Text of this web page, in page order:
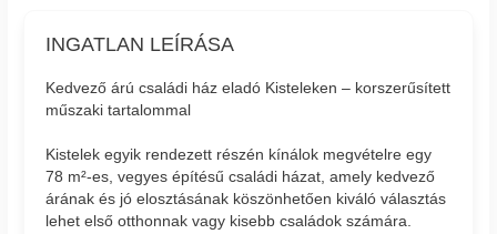
INGATLAN LEÍRÁSA
Kedvező árú családi ház eladó Kisteleken – korszerűsített
műszaki tartalommal
Kistelek egyik rendezett részén kínálok megvételre egy
78 m²-es, vegyes építésű családi házat, amely kedvező
árának és jó elosztásának köszönhetően kiváló választás
lehet első otthonnak vagy kisebb családok számára.